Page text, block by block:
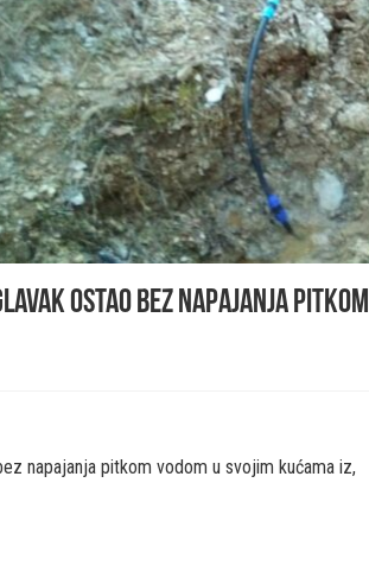
ostao bez napajanja pitkom
napajanja pitkom vodom u svojim kućama iz,